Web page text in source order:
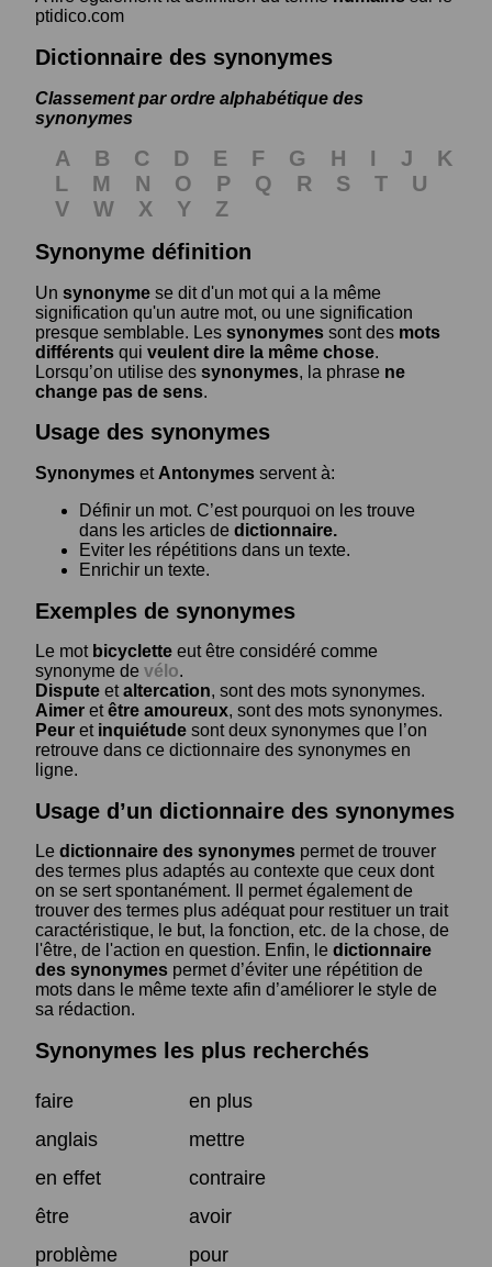
ptidico.com
Dictionnaire des synonymes
Classement par ordre alphabétique des
synonymes
A B C D E F G H I J
K
L
M N O P Q R S T
U
V
W X Y
Z
Synonyme définition
Un synonyme se dit d'un mot qui a la même
signification qu'un autre mot, ou une signification
presque semblable. Les synonymes sont des mots
différents qui veulent dire la même chose.
Lorsqu’on utilise des synonymes, la phrase ne
change pas de sens.
Usage des synonymes
Synonymes et Antonymes servent à:
Définir un mot. C’est pourquoi on les trouve
dans les articles de dictionnaire.
Eviter les répétitions dans un texte.
Enrichir un texte.
Exemples de synonymes
Le mot bicyclette eut être considéré comme
synonyme de vélo.
Dispute etaltercation, sont des mots synonymes.
Aimer etêtre amoureux, sont des mots synonymes.
Peur et inquiétude sont deux synonymes que l’on
retrouve dans ce dictionnaire des synonymes en
ligne.
Usage d’un dictionnaire des synonymes
Le dictionnaire des synonymes permet de trouver
des termes plus adaptés au contexte que ceux dont
on se sert spontanément. Il permet également de
trouver des termes plus adéquat pour restituer un trait
caractéristique, le but, la fonction, etc. de la chose, de
l'être, de l'action en question. Enfin, le dictionnaire
des synonymes permet d’éviter une répétition de
mots dans le même texte afin d’améliorer le style de
sa rédaction.
Synonymes les plus recherchés
faire
en plus
anglais
mettre
en effet
contraire
être
avoir
problème
pour